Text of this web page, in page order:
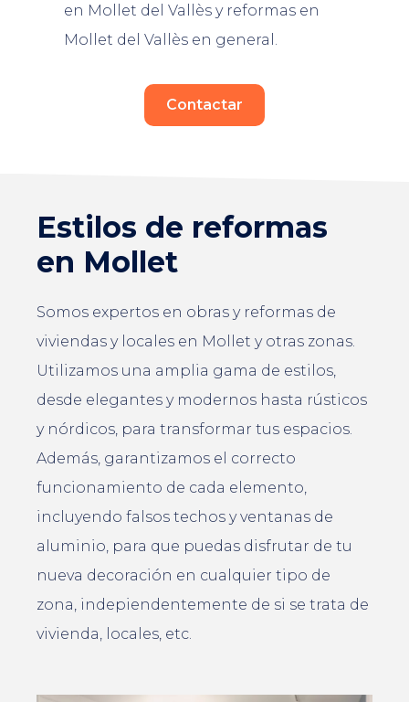
en Mollet del Vallès y reformas en
Mollet del Vallès en general.
Contactar
Estilos de reformas
en Mollet
Somos expertos en obras y reformas de
viviendas y locales en Mollet y otras zonas.
Utilizamos una amplia gama de estilos,
desde elegantes y modernos hasta rústicos
y nórdicos, para transformar tus espacios.
Además, garantizamos el correcto
funcionamiento de cada elemento,
incluyendo falsos techos y ventanas de
aluminio, para que puedas disfrutar de tu
nueva decoración en cualquier tipo de
zona, indepiendentemente de si se trata de
vivienda, locales, etc.